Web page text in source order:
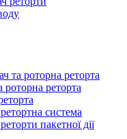
та роторна реторта
роторна реторта
система
пакетної дії